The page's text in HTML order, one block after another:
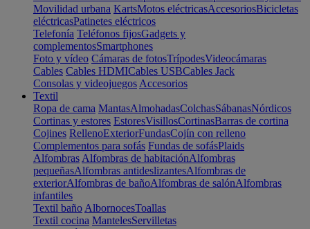
Movilidad urbana KartsMotos eléctricasAccesoriosBicicletas
eléctricasPatinetes eléctricos
Telefonía Teléfonos fijosGadgets y
complementosSmartphones
Foto y vídeo Cámaras de fotosTrípodesVideocámaras
Cables Cables HDMICables USBCables Jack
Consolas y videojuegos Accesorios
Textil
Ropa de cama MantasAlmohadasColchasSábanasNórdicos
Cortinas y estores EstoresVisillosCortinasBarras de cortina
Cojines RellenoExteriorFundasCojín con relleno
Complementos para sofás Fundas de sofásPlaids
Alfombras Alfombras de habitaciónAlfombras
pequeñasAlfombras antideslizantesAlfombras de
exteriorAlfombras de bañoAlfombras de salónAlfombras
infantiles
Textil baño AlbornocesToallas
Textil cocina MantelesServilletas